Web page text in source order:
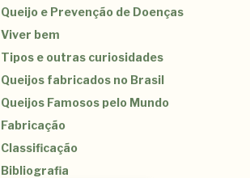
Queijo e Prevenção de Doenças
Viver bem
Tipos e outras curiosidades
Queijos fabricados no Brasil
Queijos Famosos pelo Mundo
Fabricação
Classificação
Bibliografia